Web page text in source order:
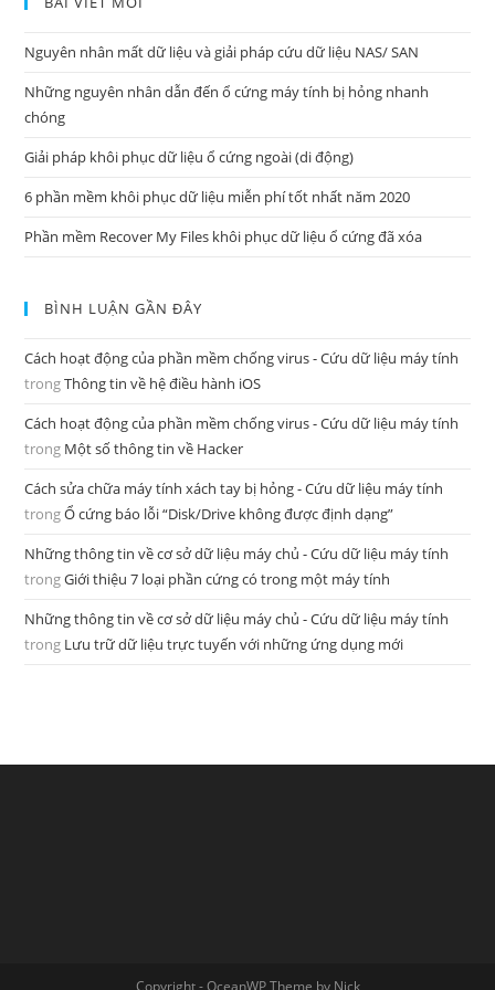
Nguyên nhân mất dữ liệu và giải pháp cứu dữ liệu NAS/ SAN
Những nguyên nhân dẫn đến ổ cứng máy tính bị hỏng nhanh
chóng
Giải pháp khôi phục dữ liệu ổ cứng ngoài (di động)
6 phần mềm khôi phục dữ liệu miễn phí tốt nhất năm 2020
Phần mềm Recover My Files khôi phục dữ liệu ổ cứng đã xóa
BÌNH LUẬN GẦN ĐÂY
Cách hoạt động của phần mềm chống virus - Cứu dữ liệu máy tính
trongThông tin về hệ điều hành iOS
Cách hoạt động của phần mềm chống virus - Cứu dữ liệu máy tính
trong Một số thông tin về Hacker
Cách sửa chữa máy tính xách tay bị hỏng - Cứu dữ liệu máy tính
trongỔ cứng báo lỗi “Disk/Drive không được định dạng”
Những thông tin về cơ sở dữ liệu máy chủ - Cứu dữ liệu máy tính
trongGiới thiệu 7 loại phần cứng có trong một máy tính
Những thông tin về cơ sở dữ liệu máy chủ - Cứu dữ liệu máy tính
trong Lưu trữ dữ liệu trực tuyến với những ứng dụng mới